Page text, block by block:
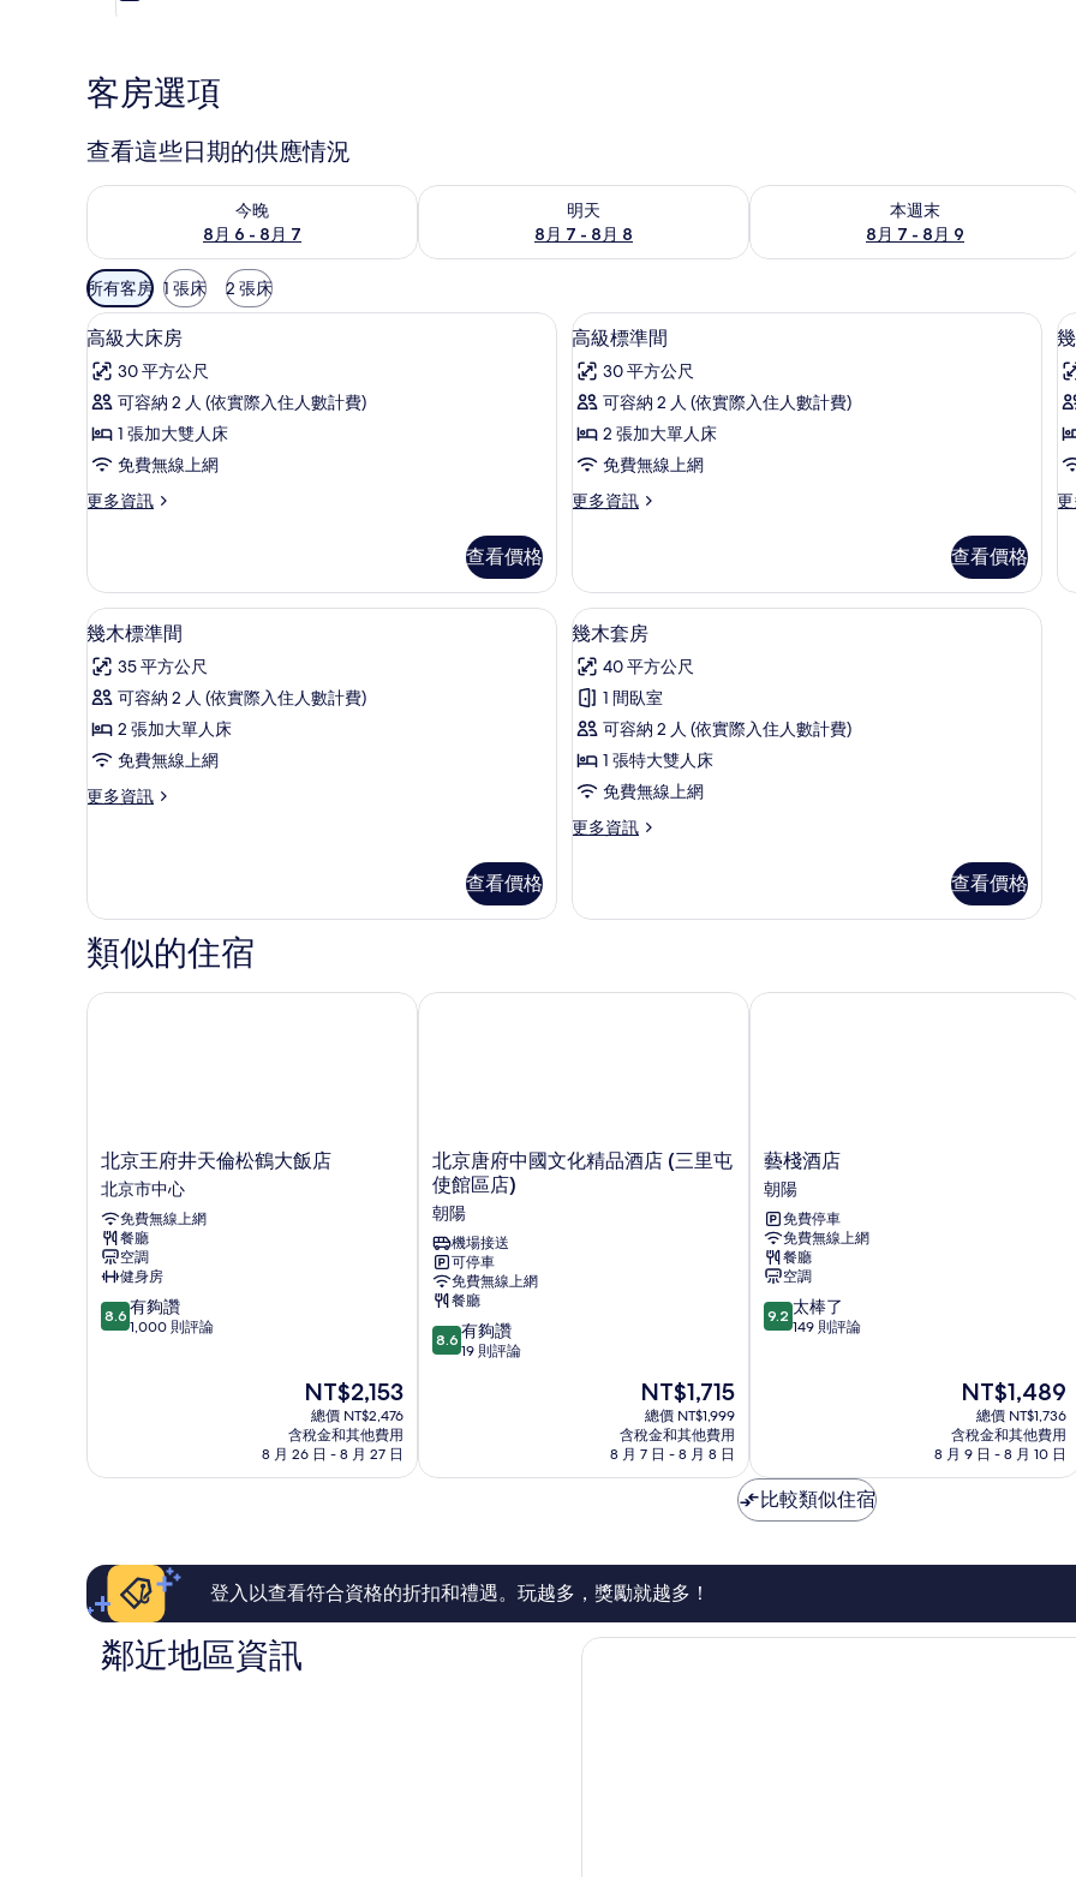
客房選項
查看這些日期的供應情況
今晚
8月 6 - 8月 7
查看今晚 (8月 6 - 8月 7) 的供應情況
明天
8月 7 - 8月 8
查看明天 (8月 7 - 8月 8) 的供應情況
本週末
8月 7 - 8月 9
查看本週末 (8月 7 - 8月 9) 的供應情況
可
用
的
客
房
篩
選
條
件
所有客房 1 張床 2 張床
顯
示
高
級
大
房
所
有
相
片
高級大床房 | 迷你吧、書桌、遮光布/窗簾、熨斗/熨衣板
4
高級大床房
30 平方公尺
可容納 2 人 (依實際入住人數計費)
1 張加大雙人床
免費無線上網
更多資訊
更
大
床
房
詳
情
查看價格
顯
示
高
級
標
間
所
有
相
片
高級標準間 | 迷你吧、書桌、遮光布/
3
高級標準間
30 平方公尺
可容納 2 人 (依實際入住人數計費)
2 張加大單人床
免費無線上網
更多資訊
更
標
準
間
詳
情
查看價格
木
所
更
大
顯
示
幾
木
標
間
有
相
片
幾木標準間 | 迷你吧、書桌、遮光布/窗簾、熨斗/熨衣板
4
幾木標準間
35 平方公尺
可容納 2 人 (依實際入住人數計費)
2 張加大單人床
免費無線上網
更多資訊
更
準
間
的
詳
情
查看價格
顯
示
幾
木
套
房
所
相
幾木套房 | 迷你吧、書桌、遮光布/窗
4
幾木套房
40 平方公尺
1 間臥室
可容納 2 人 (依實際入住人數計費)
1 張特大雙人床
免費無線上網
更多資訊
更
套
情
查看價格
類似的住宿
北
京
王
府
井
天
倫
松
鶴
中
北京王府井天倫松鶴大飯店
北京市中心
免費無線上網
餐廳
空調
健身房
8.6
分，
讚，
論
8.6 有夠讚
1,000 則評論
現
在
價
格
為
NT$2,153
總價 NT$2,476
含稅金和其他費用
8 月 26 日 - 8 月 27 日
北京王府井天倫松鶴大飯店
北
京
唐
府
中
國
文
化
精
品
使
朝
陽
北京唐府中國文化精品酒店 (三里屯
使館區店)
朝陽
機場接送
可停車
免費無線上網
餐廳
8.6
分，
夠
評
論
8.6 有夠讚
19 則評論
現
在
價
格
為
NT$1,715
總價 NT$1,999
含稅金和其他費用
8 月 7 日 - 8 月 8 日
北京唐府中國文化精品酒店 (三里屯使館區店)
藝
棧
酒
店
朝
陽
藝棧酒店
朝陽
免費停車
免費無線上網
餐廳
空調
9.2
分，
了，
149
則
論
9.2 太棒了
149 則評論
現
價
格
為
NT$1,489
總價 NT$1,736
含稅金和其他費用
8 月 9 日 - 8 月 10 日
藝棧酒店
比較類似住宿
登入以查看符合資格的折扣和禮遇。玩越多，獎勵就越多！
鄰近地區資訊